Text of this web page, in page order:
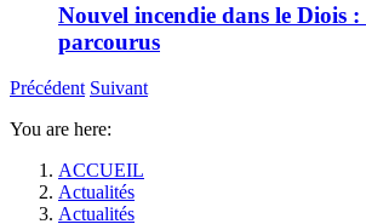
Nouvel incendie dans le Diois :
parcourus
Précédent Suivant
You are here:
ACCUEIL
Actualités
Actualités